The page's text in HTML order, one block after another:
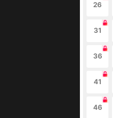
26
31
36
41
46